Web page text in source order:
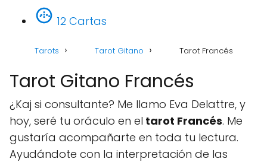
12 Cartas
Tarots Tarot Gitano Tarot Francés
Tarot Gitano Francés
¿Kaj si consultante? Me llamo Eva Delattre, y
hoy, seré tu oráculo en el tarot Francés. Me
gustaría acompañarte en toda tu lectura.
Ayudándote con la interpretación de las